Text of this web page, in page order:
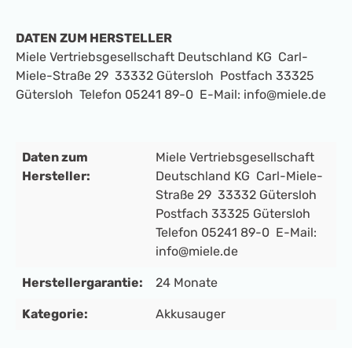
DATEN ZUM HERSTELLER
Miele Vertriebsgesellschaft Deutschland KG Carl-
Miele-Straße 29 33332 Gütersloh Postfach 33325
Gütersloh Telefon 05241 89-0 E-Mail: info@miele.de
Daten zum
Hersteller:
Miele Vertriebsgesellschaft
Deutschland KG Carl-Miele-
Straße 29 33332 Gütersloh
Postfach 33325 Gütersloh
Telefon 05241 89-0 E-Mail:
info@miele.de
Herstellergarantie: 24 Monate
Kategorie: Akkusauger